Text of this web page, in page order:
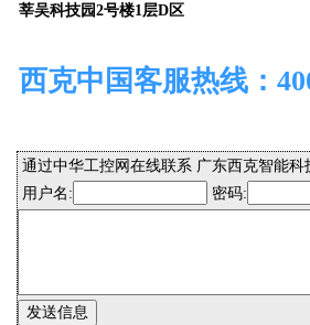
莘吴科技园2号楼1层D区
西克中国客服热线：
通过中华工控网在线联系 广东西克智能科
用户名:
密码: